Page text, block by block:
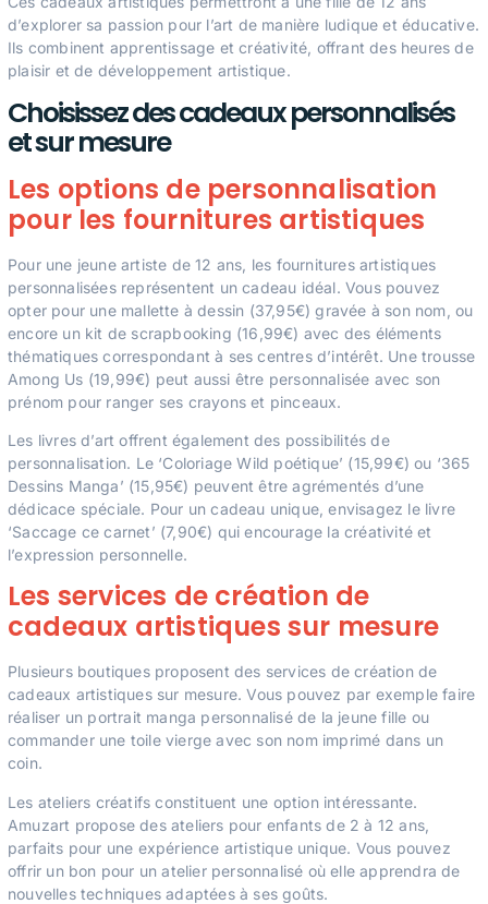
d’explorer sa passion pour l’art de manière ludique et éducative.
Ils combinent apprentissage et créativité, offrant des heures de
plaisir et de développement artistique.
Choisissez des cadeaux personnalisés
et sur mesure
Les options de personnalisation
pour les fournitures artistiques
Pour une jeune artiste de 12 ans, les fournitures artistiques
personnalisées représentent un cadeau idéal. Vous pouvez
opter pour une mallette à dessin (37,95€) gravée à son nom, ou
encore un kit de scrapbooking (16,99€) avec des éléments
thématiques correspondant à ses centres d’intérêt. Une trousse
Among Us (19,99€) peut aussi être personnalisée avec son
prénom pour ranger ses crayons et pinceaux.
Les livres d’art offrent également des possibilités de
personnalisation. Le ‘Coloriage Wild poétique’ (15,99€) ou ‘365
Dessins Manga’ (15,95€) peuvent être agrémentés d’une
dédicace spéciale. Pour un cadeau unique, envisagez le livre
‘Saccage ce carnet’ (7,90€) qui encourage la créativité et
l’expression personnelle.
Les services de création de
cadeaux artistiques sur mesure
Plusieurs boutiques proposent des services de création de
cadeaux artistiques sur mesure. Vous pouvez par exemple faire
réaliser un portrait manga personnalisé de la jeune fille ou
commander une toile vierge avec son nom imprimé dans un
coin.
Les ateliers créatifs constituent une option intéressante.
Amuzart propose des ateliers pour enfants de 2 à 12 ans,
parfaits pour une expérience artistique unique. Vous pouvez
offrir un bon pour un atelier personnalisé où elle apprendra de
nouvelles techniques adaptées à ses goûts.